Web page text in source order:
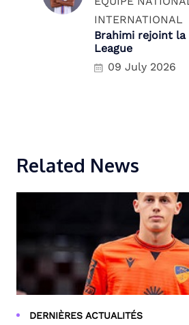
INTERNATIONAL
Brahimi rejoint la
League
09 July 2026
Related News
DERNIÈRES ACTUALITÉS